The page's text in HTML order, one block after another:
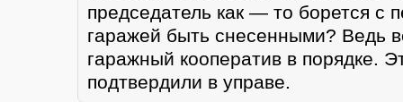
председатель как — то борется с
гаражей быть снесенными? Ведь
гаражный кооператив в порядке.
подтвердили в управе.